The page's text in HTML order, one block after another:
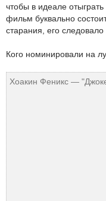
чтобы в идеале
фильм буквально
старания, его
Кого номинировали на
Хоакин Феникс —